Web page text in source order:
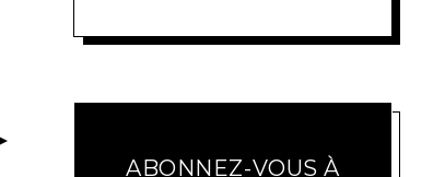
ABONNEZ-VOUS À